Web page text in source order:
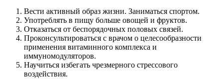
Вести активный образ жизни. Заниматься спортом.
Употреблять в пищу больше овощей и фруктов.
Отказаться от беспорядочных половых связей.
Проконсультироваться с врачом о целесообразности
применения витаминного комплекса и
иммуномодуляторов.
Научиться избегать чрезмерного стрессового
воздействия.